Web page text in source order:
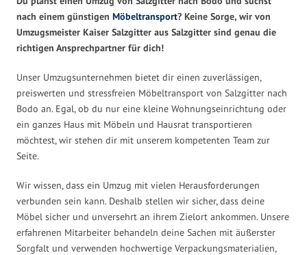
nach einem günstigen Möbeltransport? Keine Sorge, wir von
Umzugsmeister Kaiser Salzgitter aus Salzgitter sind genau die
richtigen Ansprechpartner für dich!
Unser Umzugsunternehmen bietet dir einen zuverlässigen,
preiswerten und stressfreien Möbeltransport von Salzgitter nach
Bodo an. Egal, ob du nur eine kleine Wohnungseinrichtung oder
ein ganzes Haus mit Möbeln und Hausrat transportieren
möchtest, wir stehen dir mit unserem kompetenten Team zur
Seite.
Wir wissen, dass ein Umzug mit vielen Herausforderungen
verbunden sein kann. Deshalb stellen wir sicher, dass deine
Möbel sicher und unversehrt an ihrem Zielort ankommen. Unsere
erfahrenen Mitarbeiter behandeln deine Sachen mit äußerster
Sorgfalt und verwenden hochwertige Verpackungsmaterialien,